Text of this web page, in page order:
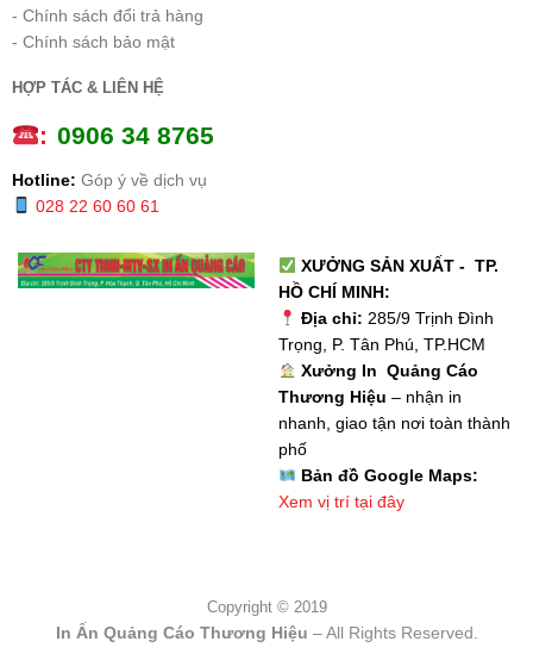
- Chính sách đổi trả hàng
- Chính sách bảo mật
HỢP TÁC & LIÊN HỆ
: 0906 34 8765
Hotline: Góp ý về dịch vụ
028 22 60 60 61
XƯỞNG SẢN XUẤT - TP.
HỒ CHÍ MINH:
Địa chỉ: 285/9 Trịnh Đình
Trọng, P. Tân Phú, TP.HCM
Xưởng In Quảng Cáo
Thương Hiệu – nhận in
nhanh, giao tận nơi toàn thành
phố
Bản đồ Google Maps:
Xem vị trí tại đây
Copyright © 2019
In Ấn Quảng Cáo Thương Hiệu – All Rights Reserved.